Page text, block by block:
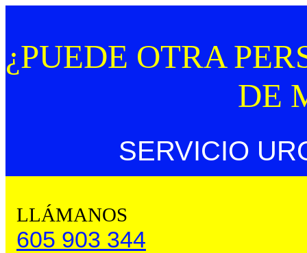
¿PUEDE OTRA
DE
SERVICIO
LLÁMANOS
605 903 344